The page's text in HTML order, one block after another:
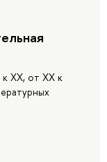
XX, от XX к